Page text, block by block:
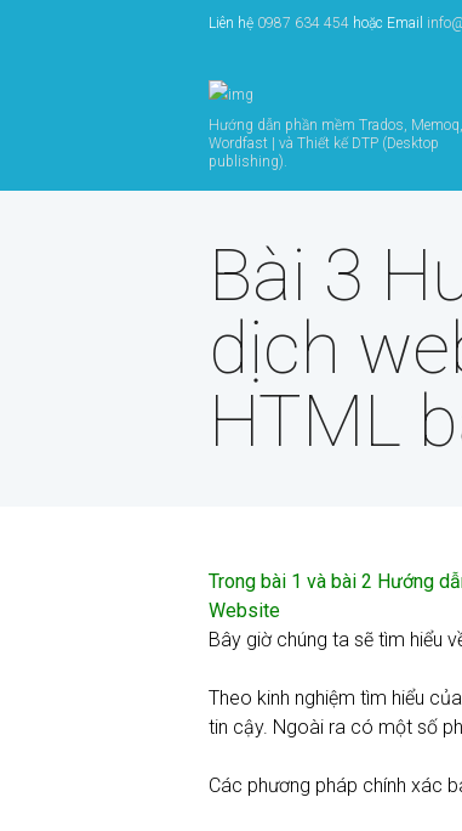
Liên hệ 0987 634 454 hoặc Email
Hướng dẫn phần mềm Trados, Memoq,
Wordfast | và Thiết kế DTP (Desktop
publishing).
Bài 3
dịch
HTML
Trong bài 1 và bài 2 Hướng
Website
Bây giờ chúng ta sẽ tìm hiểu
Theo kinh nghiệm tìm hiểu
tin cậy. Ngoài ra có một số
Các phương pháp chính xác